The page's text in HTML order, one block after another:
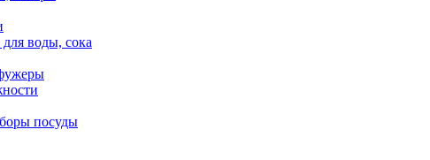
воды, сока
посуды